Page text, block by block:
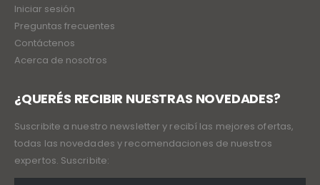
Iniciar sesión
Preguntas frecuentes
Contáctenos
Acerca de nosotros
¿QUERÉS RECIBIR NUESTRAS NOVEDADES?
Suscribite a nuestro newsletter y recibí las mejores ofertas,
todas las novedades y recomendaciones de nuestros
expertos. Suscribite: